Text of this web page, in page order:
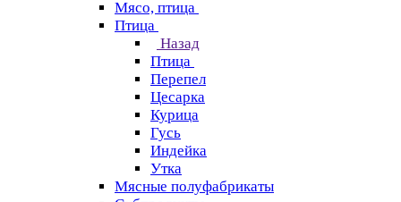
Мясо, птица
Птица
Назад
Птица
Перепел
Цесарка
Курица
Гусь
Индейка
Утка
Мясные полуфабрикаты